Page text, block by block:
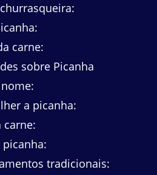
carne:
sobre Picanha
a picanha:
carne:
tradicionais: